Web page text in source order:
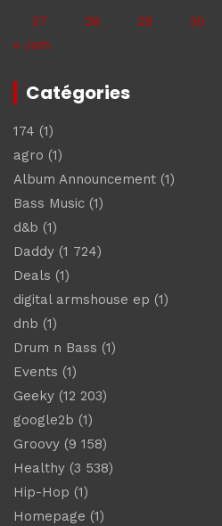
27
28 29 30
« Juin
Catégories
174 (1)
agro (1)
Album Announcement (1)
Bass Music (1)
d&b (1)
Daddy (1 724)
Deals (1)
digital armshouse ep (1)
dnb (1)
Drum n Bass (1)
Events (1)
Geeky (12 203)
google2b (1)
Groovy (9 158)
Healthy (3 538)
Hip-Hop (1)
Homepage (1)